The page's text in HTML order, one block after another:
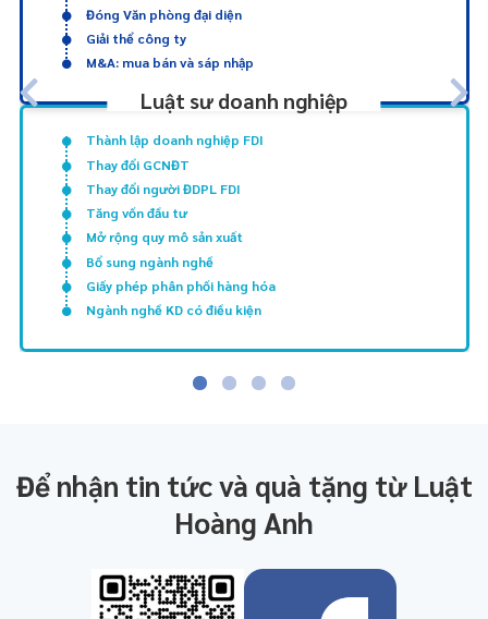
Đóng Văn phòng đại diện
Giải thể công ty
M&A: mua bán và sáp nhập
Luật sư doanh nghiệp
Thành lập doanh nghiệp FDI
Thay đổi GCNĐT
Thay đổi người ĐDPL FDI
Tăng vốn đầu tư
Mở rộng quy mô sản xuất
Bổ sung ngành nghề
Giấy phép phân phối hàng hóa
Ngành nghề KD có điều kiện
Để nhận tin tức và quà tặng từ Luật
Hoàng Anh